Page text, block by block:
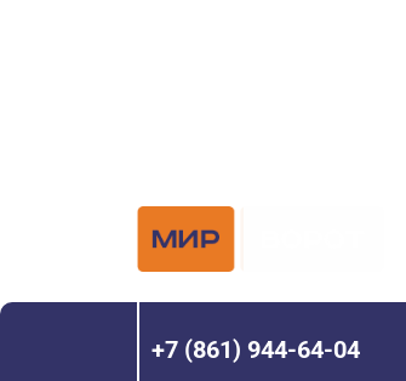
+7 (861) 944-64-04